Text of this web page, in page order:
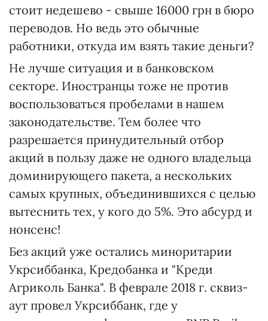
стоит недешево - свыше 16000 грн в бюро
переводов. Но ведь это обычные
работники, откуда им взять такие деньги?
Не лучше ситуация и в банковском
секторе. Иностранцы тоже не против
воспользоваться пробелами в нашем
законодательстве. Тем более что
разрешается принудительный отбор
акций в пользу даже не одного владельца
доминирующего пакета, а нескольких
самых крупных, объединившихся с целью
вытеснить тех, у кого до 5%. Это абсурд и
нонсенс!
Без акций уже остались миноритарии
Укрсиббанка, Кредобанка и "Креди
Агриколь Банка". В феврале 2018 г. сквиз-
аут провел Укрсиббанк, где у